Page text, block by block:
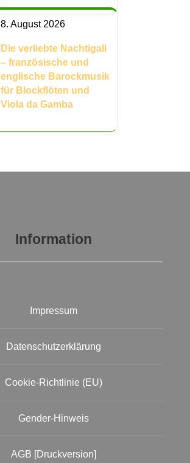
8. August 2026
Die verliebte Nachtigall
– französische und
englische Barockmusik
für Blockflöten und
Viola da Gamba
Information
Impressum
Datenschutzerklärung
Cookie-Richtlinie (EU)
Gender-Hinweis
AGB [Druckversion]